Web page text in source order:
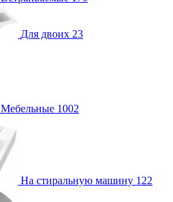
Для двоих 23
Мебельные 1002
На стиральную машину 122